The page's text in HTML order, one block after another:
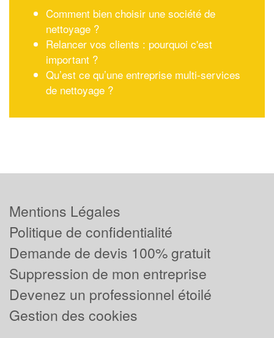
Comment bien choisir une société de
nettoyage ?
Relancer vos clients : pourquoi c'est
important ?
Qu’est ce qu’une entreprise multi-services
de nettoyage ?
Mentions Légales
Politique de confidentialité
Demande de devis 100% gratuit
Suppression de mon entreprise
Devenez un professionnel étoilé
Gestion des cookies